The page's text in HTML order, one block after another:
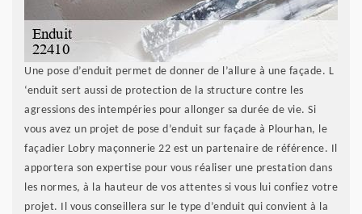
Une pose d’enduit permet de donner de l’allure à une façade. L
‘enduit sert aussi de protection de la structure contre les
agressions des intempéries pour allonger sa durée de vie. Si
vous avez un projet de pose d’enduit sur façade à Plourhan, le
façadier Lobry maçonnerie 22 est un partenaire de référence. Il
apportera son expertise pour vous réaliser une prestation dans
les normes, à la hauteur de vos attentes si vous lui confiez votre
projet. Il vous conseillera sur le type d’enduit qui convient à la